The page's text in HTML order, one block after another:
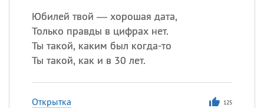
Юбилей твой — хорошая дата,
Только правды в цифрах нет.
Ты такой, каким был когда-то
Ты такой, как и в 30 лет.
Открытка 125